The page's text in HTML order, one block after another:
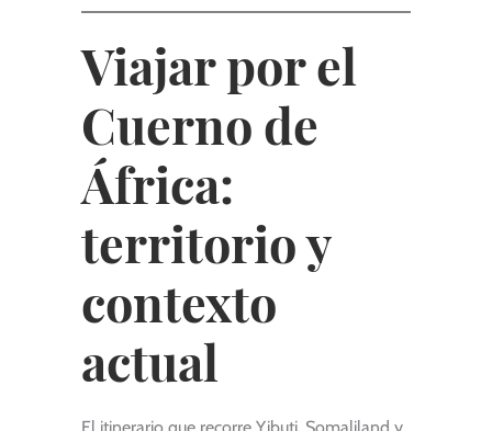
Viajar por el
Cuerno de
África:
territorio y
contexto
actual